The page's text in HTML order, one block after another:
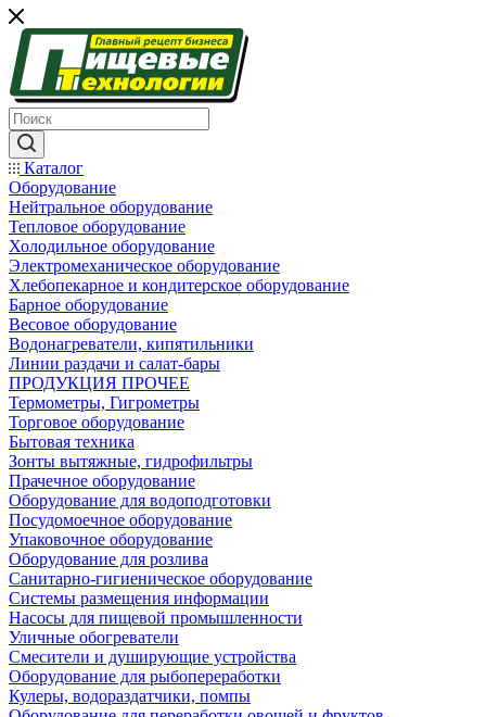
Каталог
Оборудование
Нейтральное оборудование
Тепловое оборудование
Холодильное оборудование
Электромеханическое оборудование
Хлебопекарное и кондитерское оборудование
Барное оборудование
Весовое оборудование
Водонагреватели, кипятильники
Линии раздачи и салат-бары
ПРОДУКЦИЯ ПРОЧЕЕ
Термометры, Гигрометры
Торговое оборудование
Бытовая техника
Зонты вытяжные, гидрофильтры
Прачечное оборудование
Оборудование для водоподготовки
Посудомоечное оборудование
Упаковочное оборудование
Оборудование для розлива
Санитарно-гигиеническое оборудование
Системы размещения информации
Насосы для пищевой промышленности
Уличные обогреватели
Смесители и душирующие устройства
Оборудование для рыбопереработки
Кулеры, водораздатчики, помпы